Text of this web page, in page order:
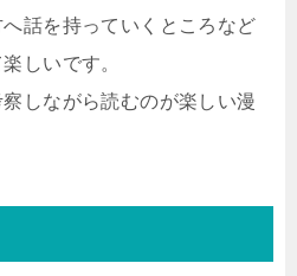
話を持っていくところなど
しいです。
しながら読むのが楽しい漫